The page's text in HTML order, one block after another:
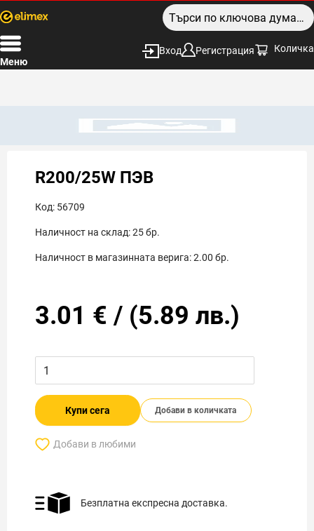
Меню
Вход Регистрация Количка
R200/25W ПЭВ
Код: 56709
Наличност на склад:25бр.
Наличност в магазинната верига:2.00 бр.
3.01 € / (5.89 лв.)
Купи сега Добави в количката
Добави в любими
Безплатна експресна доставка.